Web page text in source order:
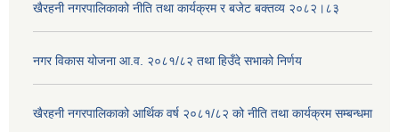
खैरहनी नगरपालिकाको नीति तथा कार्यक्रम र बजेट बक्तव्य २०८२।८३
नगर विकास योजना आ.व. २०८१/८२ तथा हिउँदे सभाको निर्णय
खैरहनी नगरपालिकाको आर्थिक वर्ष २०८१/८२ को नीति तथा कार्यक्रम सम्बन्धमा